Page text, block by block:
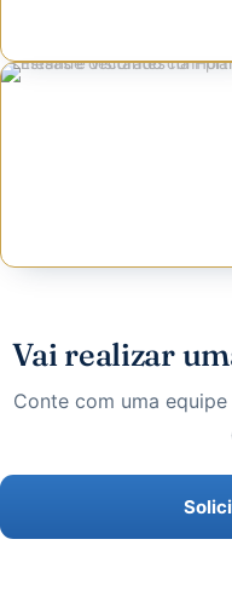
Vai realizar
Conte com uma